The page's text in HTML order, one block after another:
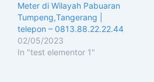
Meter di Wilayah Pabuaran
Tumpeng,Tangerang |
telepon – 0813.88.22.22.44
02/05/2023
In "test elementor 1"